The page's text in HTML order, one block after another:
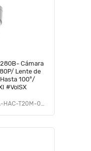
Cámara
Lente de
100°/
#VolSX
SAXXON / DHT0300078 / SUA-HAC-T20M-0280B